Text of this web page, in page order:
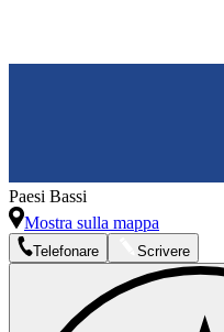
Paesi Bassi
Mostra sulla mappa
Telefonare Scrivere